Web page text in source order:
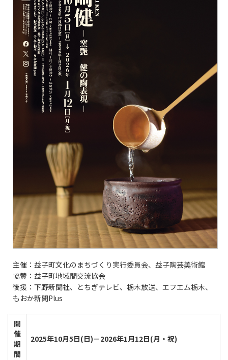
主催：益子町文化のまちづくり実行委員会、益子陶芸美術館
協賛：益子町地域間交流協会
後援：下野新聞社、とちぎテレビ、栃木放送、エフエム栃木、
もおか新聞Plus
開
催
期
間
2025年10月5日(日)－2026年1月12日(月・祝)